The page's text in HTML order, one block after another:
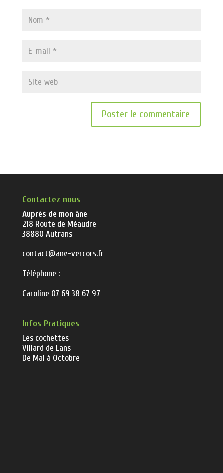
Contactez nous
Auprès de mon âne
218 Route de Méaudre
38880 Autrans
contact@ane-vercors.fr
Téléphone :
Caroline 07 69 38 67 97
Infos Pratiques
Les cochettes
Villard de Lans
De Mai à Octobre